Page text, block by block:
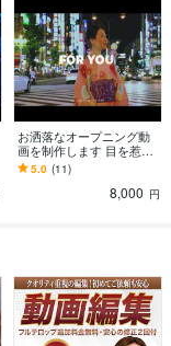
お洒落なオープニング動
画を制作します 目を惹く
お洒落なオープニング
で、2ランク上の動画に！
5.0 (11)
8,000 円